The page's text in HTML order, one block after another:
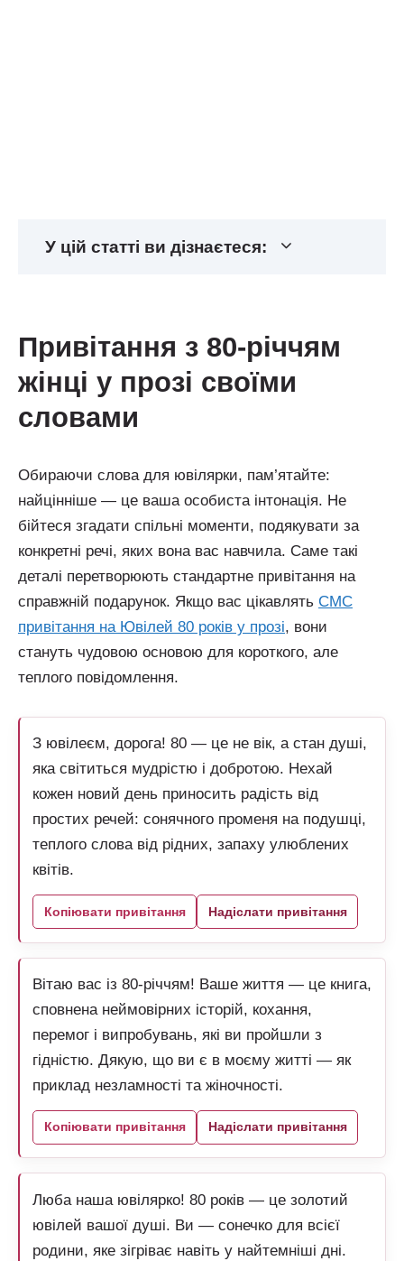
У цій статті ви дізнаєтеся:
привітання з 80-річчям
жінці у прозі своїми
словами
Обираючи слова для ювілярки, пам’ятайте:
найцінніше — це ваша особиста інтонація. Не
бійтеся згадати спільні моменти, подякувати за
конкретні речі, яких вона вас навчила. Саме такі
деталі перетворюють стандартне привітання на
справжній подарунок. Якщо вас цікавлять СМС
привітання на Ювілей 80 років у прозі, вони
стануть чудовою основою для короткого, але
теплого повідомлення.
З ювілеєм, дорога! 80 — це не вік, а стан душі,
яка світиться мудрістю і добротою. Нехай
кожен новий день приносить радість від
простих речей: сонячного променя на подушці,
теплого слова від рідних, запаху улюблених
квітів.
Копіювати привітання Надіслати привітання
Вітаю вас із 80-річчям! Ваше життя — це книга,
сповнена неймовірних історій, кохання,
перемог і випробувань, які ви пройшли з
гідністю. Дякую, що ви є в моєму житті — як
приклад незламності та жіночності.
Копіювати привітання Надіслати привітання
Люба наша ювілярко! 80 років — це золотий
ювілей вашої душі. Ви — сонечко для всієї
родини, яке зігріває навіть у найтемніші дні.